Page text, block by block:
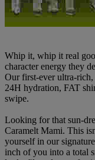
Whip it, whip it real
character energy they
Our first-ever ultra-
24H hydration, FAT
swipe.
Looking for that sun-
Caramelt Mami. This
yourself in our
inch of you into a total